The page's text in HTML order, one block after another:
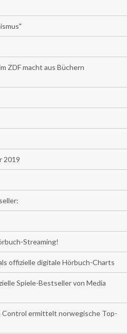
ZDF macht aus Büchern
2019
Streaming!
offizielle digitale Hörbuch-Charts
Spiele-Bestseller von Media
Control ermittelt norwegische Top-